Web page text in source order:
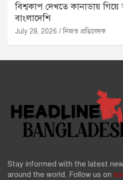
বিশ্বকাপ দেখতে কানাডায়
বাংলাদেশি
July 28, 2026 নিজস্ব প্রতিবেদক
Stay informed with the latest
around the world. Follow us on